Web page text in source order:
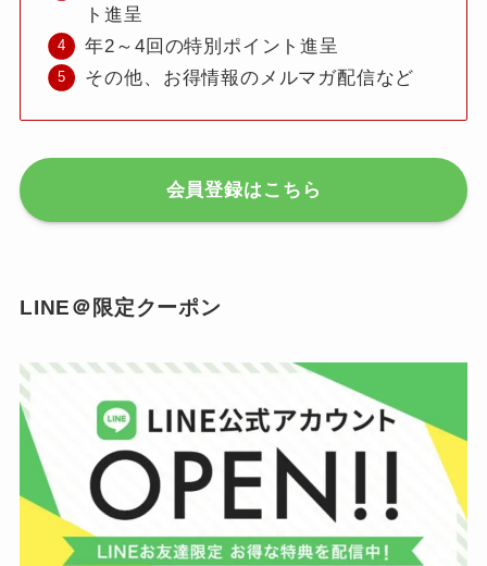
ト進呈
年2～4回の特別ポイント進呈
その他、お得情報のメルマガ配信など
会員登録はこちら
LINE＠限定クーポン